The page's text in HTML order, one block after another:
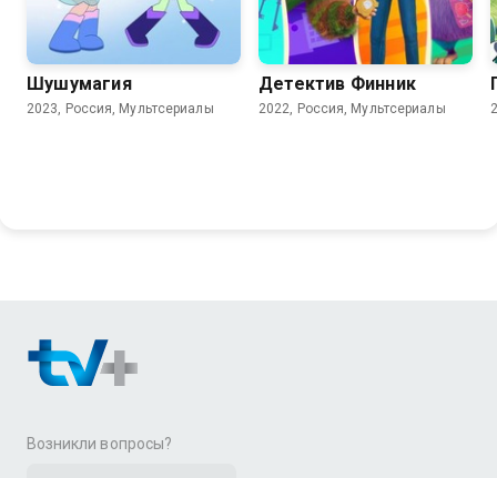
8.9 6.6
Шушумагия
2023, Россия, Мультсериалы
8.9 7.4
Детектив Финник
2022, Россия, Мультсериалы
Возникли вопросы?